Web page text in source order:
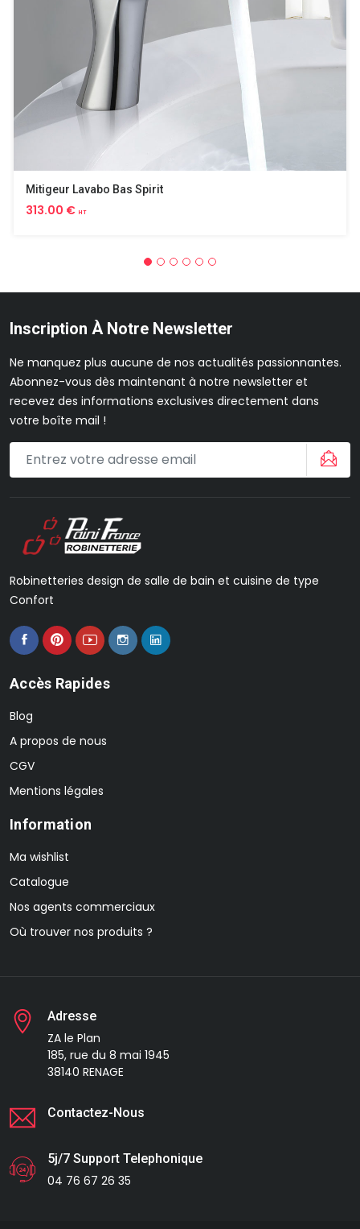
Mitigeur Lavabo Bas Spirit
313.00 € HT
Inscription À Notre Newsletter
Ne manquez plus aucune de nos actualités passionnantes.
Abonnez-vous dès maintenant à notre newsletter et
recevez des informations exclusives directement dans
votre boîte mail !
Robinetteries design de salle de bain et cuisine de type
Confort
Accès Rapides
Blog
A propos de nous
CGV
Mentions légales
Information
Ma wishlist
Catalogue
Nos agents commerciaux
Où trouver nos produits ?
Adresse
ZA le Plan
185, rue du 8 mai 1945
38140 RENAGE
Contactez-Nous
5j/7 Support Telephonique
04 76 67 26 35